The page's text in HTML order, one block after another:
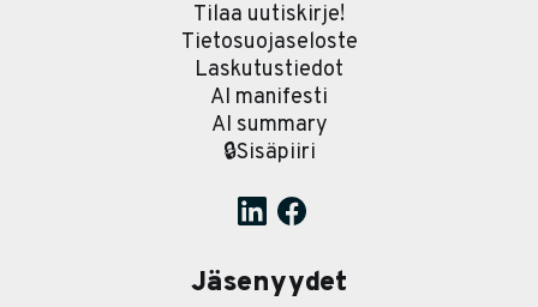
Tilaa uutiskirje!
Tietosuojaseloste
Laskutustiedot
AI manifesti
AI summary
🔒Sisäpiiri
Jäsenyydet